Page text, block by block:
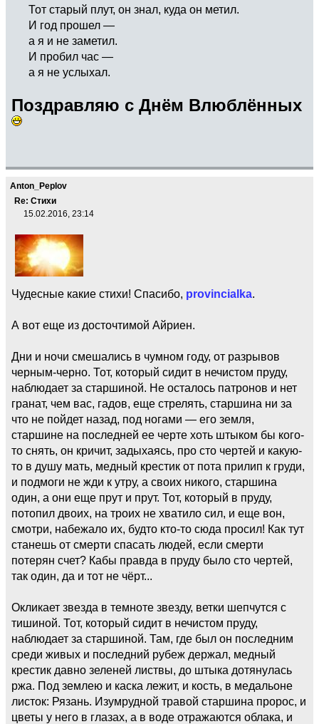
Тот старый плут, он знал, куда он метил.
И год прошел —
а я и не заметил.
И пробил час —
а я не услыхал.
Поздравляю с Днём Влюблённых
Anton_Peplov
Re: Стихи
15.02.2016, 23:14
Чудесные какие стихи! Спасибо, provincialka.
А вот еще из досточтимой Айриен.
Дни и ночи смешались в чумном году, от разрывов
черным-черно. Тот, который сидит в нечистом пруду,
наблюдает за старшиной. Не осталось патронов и нет
гранат, чем вас, гадов, еще стрелять, старшина ни за
что не пойдет назад, под ногами — его земля,
старшине на последней ее черте хоть штыком бы кого-
то снять, он кричит, задыхаясь, про сто чертей и какую-
то в душу мать, медный крестик от пота прилип к груди,
и подмоги не жди к утру, а своих никого, старшина
один, а они еще прут и прут. Тот, который в пруду,
потопил двоих, на троих не хватило сил, и еще вон,
смотри, набежало их, будто кто-то сюда просил! Как тут
станешь от смерти спасать людей, если смерти
потерян счет? Кабы правда в пруду было сто чертей,
так один, да и тот не чёрт...
Окликает звезда в темноте звезду, ветки шепчутся с
тишиной. Тот, который сидит в нечистом пруду,
наблюдает за старшиной. Там, где был он последним
среди живых и последний рубеж держал, медный
крестик давно зеленей листвы, до штыка дотянулась
ржа. Под землею и каска лежит, и кость, в медальоне
листок: Рязань. Изумрудной травой старшина пророс, и
цветы у него в глазах, а в воде отражаются облака, и